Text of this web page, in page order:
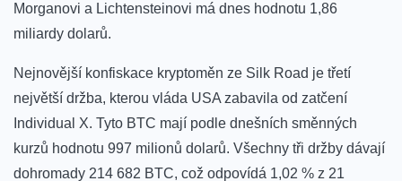
Morganovi a Lichtensteinovi má dnes hodnotu 1,86
miliardy dolarů.
Nejnovější konfiskace kryptoměn ze Silk Road je třetí
největší držba, kterou vláda USA zabavila od zatčení
Individual X. Tyto BTC mají podle dnešních směnných
kurzů hodnotu 997 milionů dolarů. Všechny tři držby dávají
dohromady 214 682 BTC, což odpovídá 1,02 % z 21